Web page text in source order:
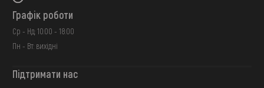
Графік роботи
Ср - Нд: 10:00 - 18:00
Пн - Вт: вихідні
Підтримати нас